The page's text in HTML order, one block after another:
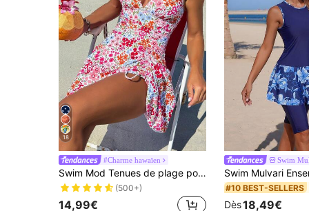
18
#Charme hawaïen
Swim Mod Tenues de plage pour femmes, short-jupe imprimé floral avec cordon à croisillons en V, ruchée, robe de maillot de bain sexy pour dames, été
(500+)
14,99€
Swim
#10 BEST-SELLERS
Dès18,49€